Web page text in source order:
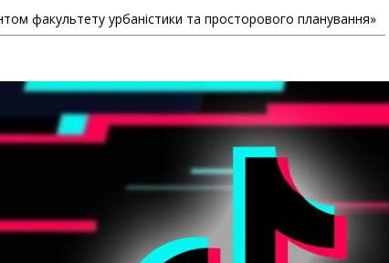
факультету урбаністики та просторового планування»